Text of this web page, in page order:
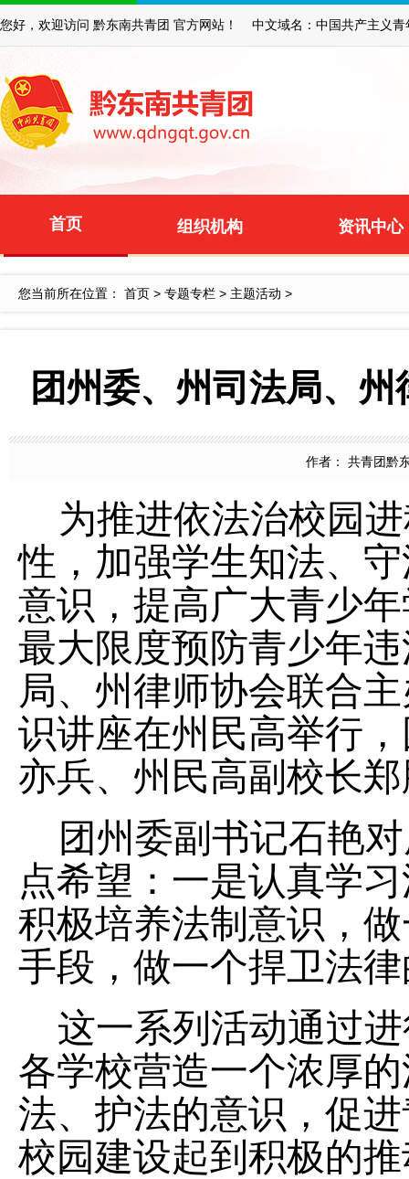
您好，欢迎访问 黔东南共青团 官方网站！ 中文域名：中国共产主义青
首页 组织机构 资讯中心
您当前所在位置： 首页 > 专题专栏 > 主题活动 >
团州委、州司法局、
作者： 共青团黔
为推进依法治校园进
性，加强学生知法、
意识，提高广大青少
最大限度预防青少年
局、州律师协会联合
识讲座在州民高举行
亦兵、州民高副校长
团州委副书记石艳对
点希望：一是认真学
积极培养法制意识，
手段，做一个捍卫法
这一系列活动通过
各学校营造一个浓厚
法、护法的意识，促
校园建设起到积极的